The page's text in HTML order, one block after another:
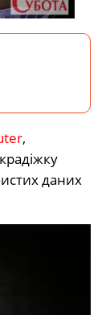
,
даних